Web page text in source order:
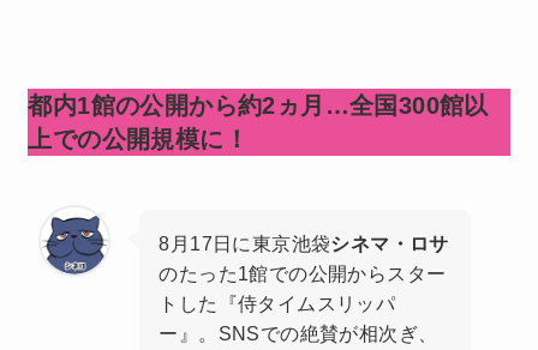
都内1館の公開から約2ヵ月…全国300館以
上での公開規模に！
8月17日に東京池袋シネマ・ロサ
のたった1館での公開からスター
トした『侍タイムスリッパ
ー』。SNSでの絶賛が相次ぎ、